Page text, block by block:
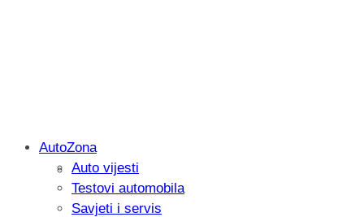
Savjetujemo: Što učiniti kada vaš
AutoZona
Auto vijesti
Testovi automobila
Savjeti i servis